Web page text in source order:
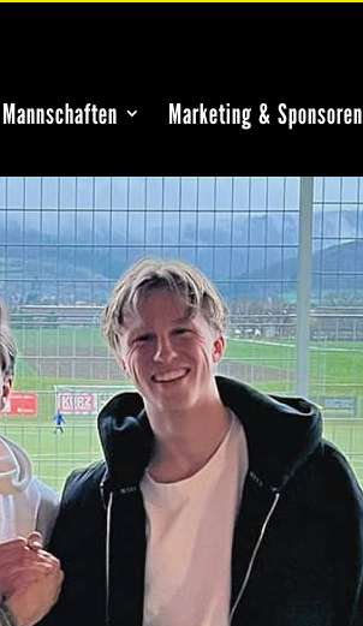
Mannschaften Marketing & Sponsoren